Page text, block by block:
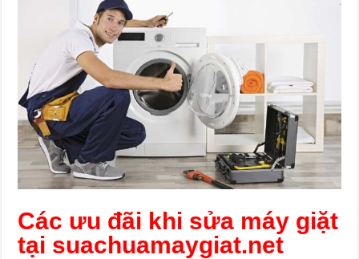
Các ưu đãi khi sửa máy giặt
tại suachuamaygiat.net